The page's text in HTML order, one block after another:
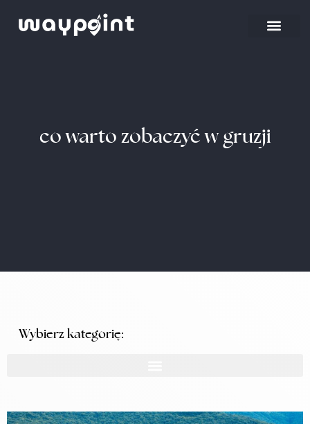
co warto zobaczyć w gruzji
Wybierz kategorię: